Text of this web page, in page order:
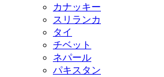
カナッキー
スリランカ
タイ
チベット
ネパール
パキスタン